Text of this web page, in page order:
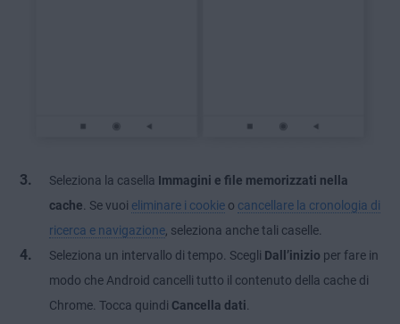
Seleziona la casella Immagini e file memorizzati nella
cache. Se vuoi eliminare i cookie o cancellare la cronologia di
ricerca e navigazione, seleziona anche tali caselle.
Seleziona un intervallo di tempo. Scegli Dall’inizio per fare in
modo che Android cancelli tutto il contenuto della cache di
Chrome. Tocca quindi Cancella dati.